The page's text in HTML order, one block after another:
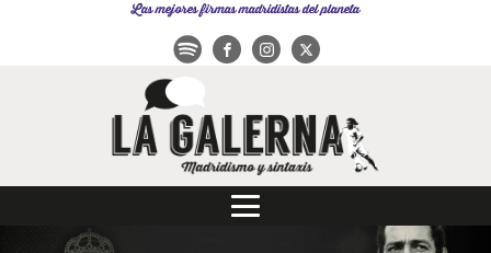
Las mejores firmas madridistas del planeta